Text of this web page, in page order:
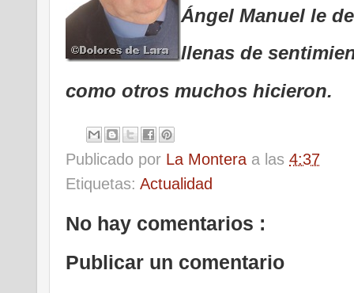
Ángel Manuel le
llenas de
como otros muchos hicieron.
Publicado por La Montera a las 4:37
Etiquetas: Actualidad
No hay comentarios :
Publicar un comentario